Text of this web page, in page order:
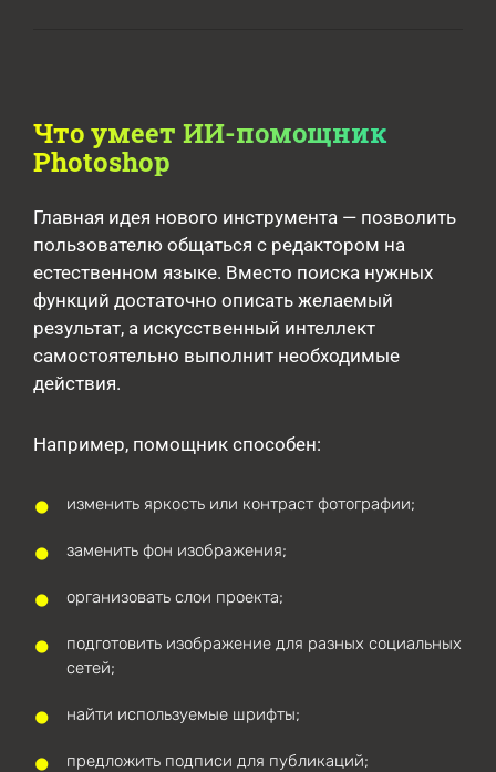
Что умеет ИИ-помощник
Photoshop
Главная идея нового инструмента — позволить
пользователю общаться с редактором на
естественном языке. Вместо поиска нужных
функций достаточно описать желаемый
результат, а искусственный интеллект
самостоятельно выполнит необходимые
действия.
Например, помощник способен:
изменить яркость или контраст фотографии;
заменить фон изображения;
организовать слои проекта;
подготовить изображение для разных социальных
сетей;
найти используемые шрифты;
предложить подписи для публикаций;